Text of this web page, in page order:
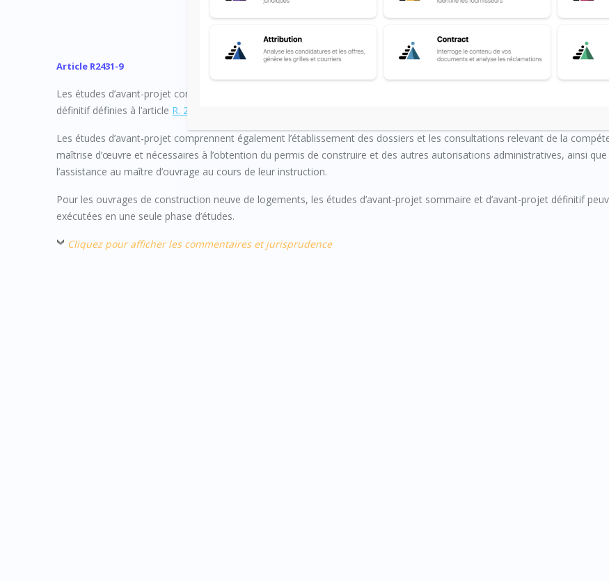
Article R2431-9
Les études d’avant-projet comprennent les études d’avant-projet sommaire définies à l’article
définitif définies à l’article R. 2431-11
Les études d’avant-projet comprennent également l’établissement des dossiers et les consultations relevant de la
maîtrise d’œuvre et nécessaires à l’obtention du permis de construire et des autres autorisations administratives, ainsi que
l’assistance au maître d’ouvrage au cours de leur instruction.
Pour les ouvrages de construction neuve de logements, les études d’avant-projet sommaire et d’avant-projet définitif
exécutées en une seule phase d’études.
Cliquez pour afficher les commentaires et jurisprudence